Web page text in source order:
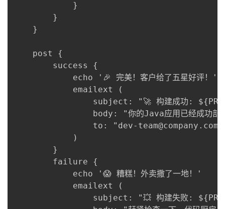
            }
        }
    }
    post {
        success {
            echo '🎉 完美！客户给了五星好评！'
            emailext (
subject: "🚀 构建成功:
body: "你的Java应用已经成功部
                to: "dev-team@company.com"
            )
        }
        failure {
            echo '😱 糟糕！外卖撒了一地！'
            emailext (
subject: "💥 构建失败: